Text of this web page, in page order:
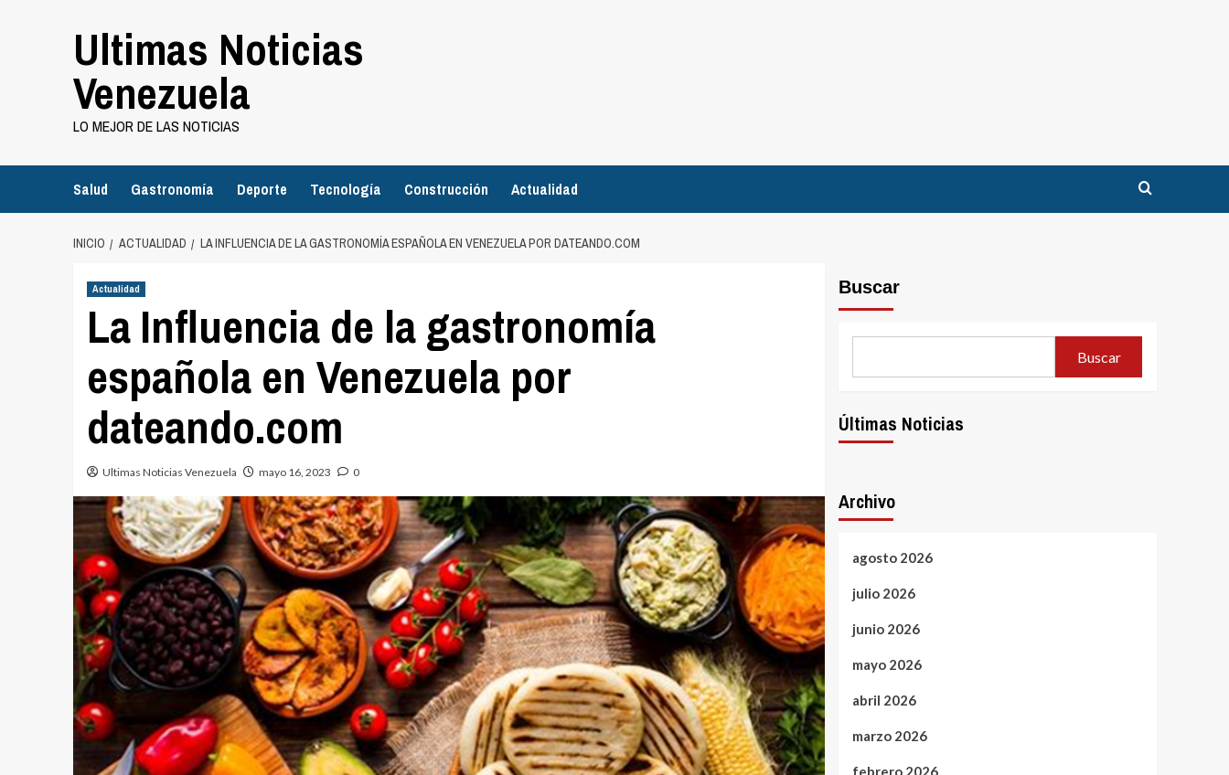
Ultimas Noticias
Venezuela
LO MEJOR DE LAS NOTICIAS
Salud Gastronomía Deporte Tecnología Construcción Actualidad
INICIO ACTUALIDAD LA INFLUENCIA DE LA GASTRONOMÍA ESPAÑOLA EN VENEZUELA POR DATEANDO.COM
Actualidad
La Influencia de la gastronomía
española en Venezuela por
dateando.com
Ultimas Noticias Venezuela mayo 16, 2023 0
Buscar
Buscar
Últimas Noticias
Archivo
agosto 2026
julio 2026
junio 2026
mayo 2026
abril 2026
marzo 2026
febrero 2026